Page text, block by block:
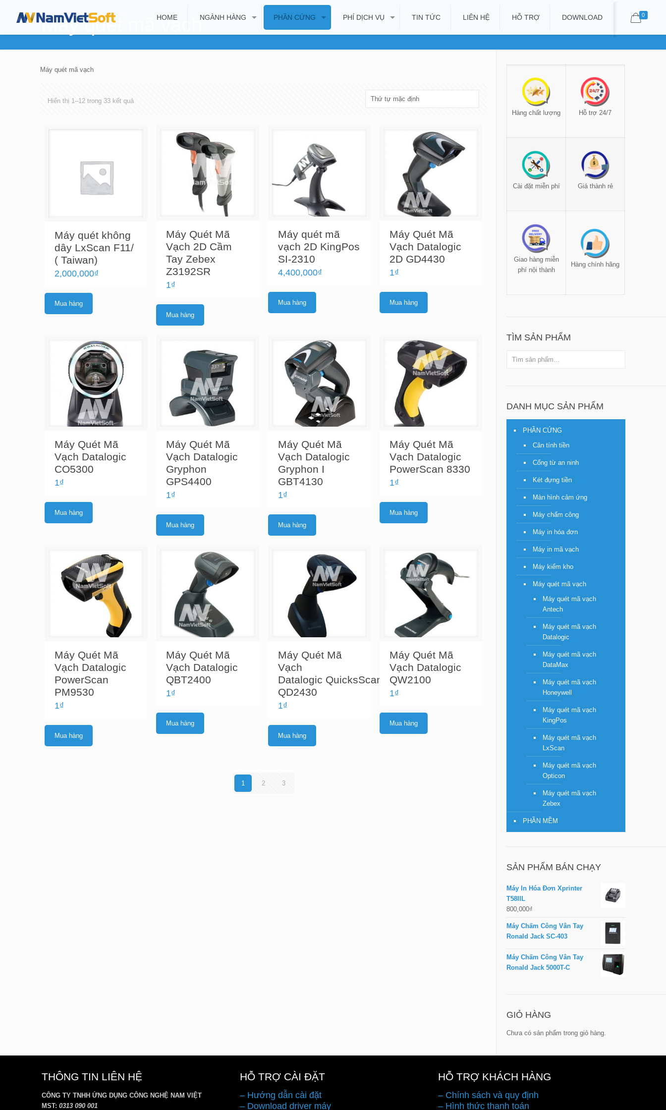
HOME NGÀNH HÀNG PHẦN CỨNG PHÍ DỊCH VỤ TIN TỨC LIÊN HỆ HỖ TRỢ DOWNLOAD 0
Máy quét mã vạch
Máy quét mã vạch
Hiển thị 1–12 trong 33 kết quả
Máy quét không
dây LxScan F11/
( Taiwan)
2,000,000₫
Mua hàng
Máy Quét Mã
Vạch 2D Cầm
Tay Zebex
Z3192SR
1₫
Mua hàng
Máy quét mã
vạch 2D KingPos
SI-2310
4,400,000₫
Mua hàng
Máy Quét Mã
Vạch Datalogic
2D GD4430
1₫
Mua hàng
Máy Quét Mã
Vạch Datalogic
CO5300
1₫
Mua hàng
Máy Quét Mã
Vạch Datalogic
Gryphon
GPS4400
1₫
Mua hàng
Máy Quét Mã
Vạch Datalogic
Gryphon I
GBT4130
1₫
Mua hàng
Máy Quét Mã
Vạch Datalogic
PowerScan 8330
1₫
Mua hàng
Máy Quét Mã
Vạch Datalogic
PowerScan
PM9530
1₫
Mua hàng
Máy Quét Mã
Vạch Datalogic
QBT2400
1₫
Mua hàng
Máy Quét Mã
Vạch
Datalogic QuicksScan
QD2430
1₫
Mua hàng
Máy Quét Mã
Vạch Datalogic
QW2100
1₫
Mua hàng
1 2 3
Hàng chất lượng Hỗ trợ 24/7
Cài đặt miễn phí Giá thành rẻ
Giao hàng miễn
phí nội thành
Hàng chính hãng
TÌM SẢN PHẨM
DANH MỤC SẢN PHẨM
PHẦN CỨNG
Cân tính tiền
Cổng từ an ninh
Két đựng tiền
Màn hình cảm ứng
Máy chấm công
Máy in hóa đơn
Máy in mã vạch
Máy kiểm kho
Máy quét mã vạch
Máy quét mã vạch
Antech
Máy quét mã vạch
Datalogic
Máy quét mã vạch
DataMax
Máy quét mã vạch
Honeywell
Máy quét mã vạch
KingPos
Máy quét mã vạch
LxScan
Máy quét mã vạch
Opticon
Máy quét mã vạch
Zebex
PHẦN MỀM
SẢN PHẨM BÁN CHẠY
Máy In Hóa Đơn Xprinter
T58IIL
800,000₫
Máy Chấm Công Vân Tay
Ronald Jack SC-403
Máy Chấm Công Vân Tay
Ronald Jack 5000T-C
GIỎ HÀNG
Chưa có sản phẩm trong giỏ hàng.
THÔNG TIN LIÊN HỆ
CÔNG TY TNHH ỨNG DỤNG CÔNG NGHỆ NAM VIỆT
MST: 0313 090 001
HỖ TRỢ CÀI ĐẶT
– Hướng dẫn cài đặt
– Download driver máy
HỖ TRỢ KHÁCH HÀNG
– Chính sách và quy định
– Hình thức thanh toán